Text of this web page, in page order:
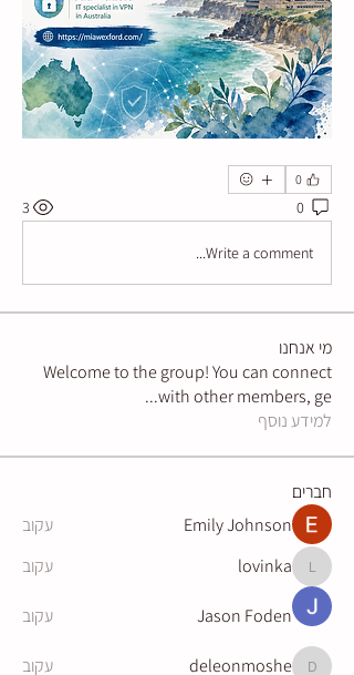
0
0
3
Write a comment...
מי אנחנו
Welcome to the group! You can connect
with other members, ge
...
למידע נוסף
חברים
Emily Johnson
עקוב
lovinka
lovinka עקוב
Jason Foden עקוב
deleonmoshe עקוב